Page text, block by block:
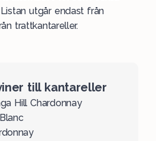
utgår endast från
trattkantareller.
till kantareller
Hill Chardonnay